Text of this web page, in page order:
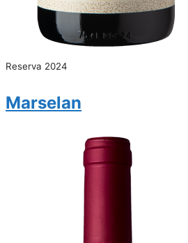
Reserva 2024
Marselan